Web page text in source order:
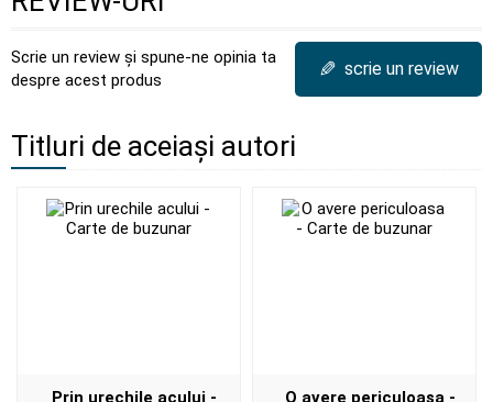
Scrie un review și spune-ne opinia ta
despre acest produs
✎ scrie un review
Titluri de aceiași autori
Prin urechile acului - O avere periculoasa -